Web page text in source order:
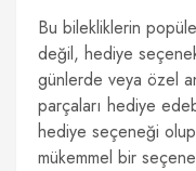
Bu bilekliklerin
değil, hediye
günlerde veya özel
parçaları hediye
hediye seçeneği
mükemmel bir